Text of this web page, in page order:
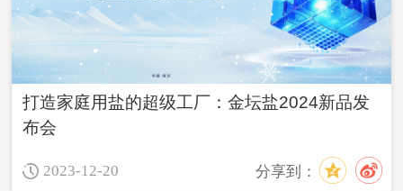
打造家庭用盐的超级工厂：金坛盐2024新品发
布会
2023-12-20 分享到：